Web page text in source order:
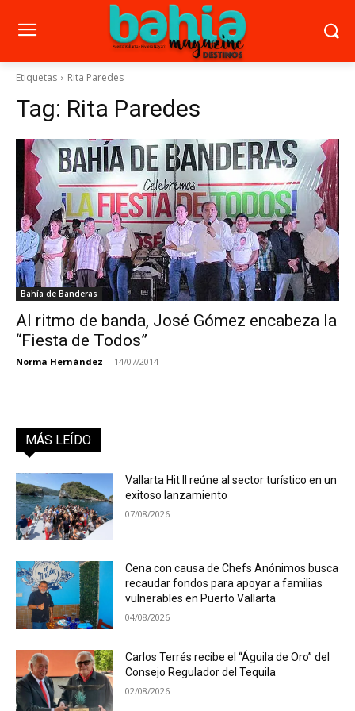
Etiquetas Rita Paredes
Tag: Rita Paredes
Bahía de Banderas
Al ritmo de banda, José Gómez encabeza la
“Fiesta de Todos”
Norma Hernández - 14/07/2014
MÁS LEÍDO
Vallarta Hit II reúne al sector turístico en un
exitoso lanzamiento
07/08/2026
Cena con causa de Chefs Anónimos busca
recaudar fondos para apoyar a familias
vulnerables en Puerto Vallarta
04/08/2026
Carlos Terrés recibe el “Águila de Oro” del
Consejo Regulador del Tequila
02/08/2026